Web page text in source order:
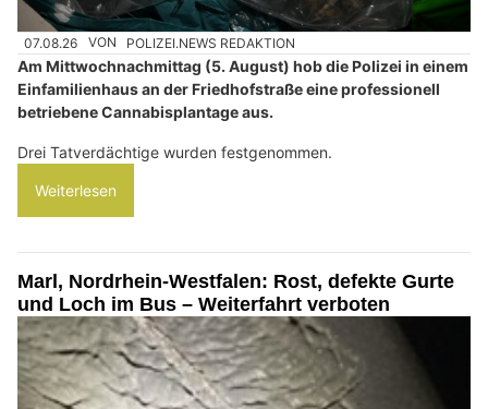
07.08.26 VON POLIZEI.NEWS REDAKTION
Am Mittwochnachmittag (5. August) hob die Polizei in einem
Einfamilienhaus an der Friedhofstraße eine professionell
betriebene Cannabisplantage aus.
Drei Tatverdächtige wurden festgenommen.
Weiterlesen
Marl, Nordrhein-Westfalen: Rost, defekte Gurte
und Loch im Bus – Weiterfahrt verboten